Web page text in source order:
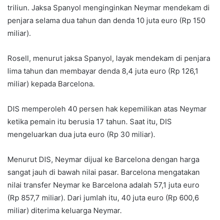
triliun. Jaksa Spanyol menginginkan Neymar mendekam di
penjara selama dua tahun dan denda 10 juta euro (Rp 150
miliar).
Rosell, menurut jaksa Spanyol, layak mendekam di penjara
lima tahun dan membayar denda 8,4 juta euro (Rp 126,1
miliar) kepada Barcelona.
DIS memperoleh 40 persen hak kepemilikan atas Neymar
ketika pemain itu berusia 17 tahun. Saat itu, DIS
mengeluarkan dua juta euro (Rp 30 miliar).
Menurut DIS, Neymar dijual ke Barcelona dengan harga
sangat jauh di bawah nilai pasar. Barcelona mengatakan
nilai transfer Neymar ke Barcelona adalah 57,1 juta euro
(Rp 857,7 miliar). Dari jumlah itu, 40 juta euro (Rp 600,6
miliar) diterima keluarga Neymar.